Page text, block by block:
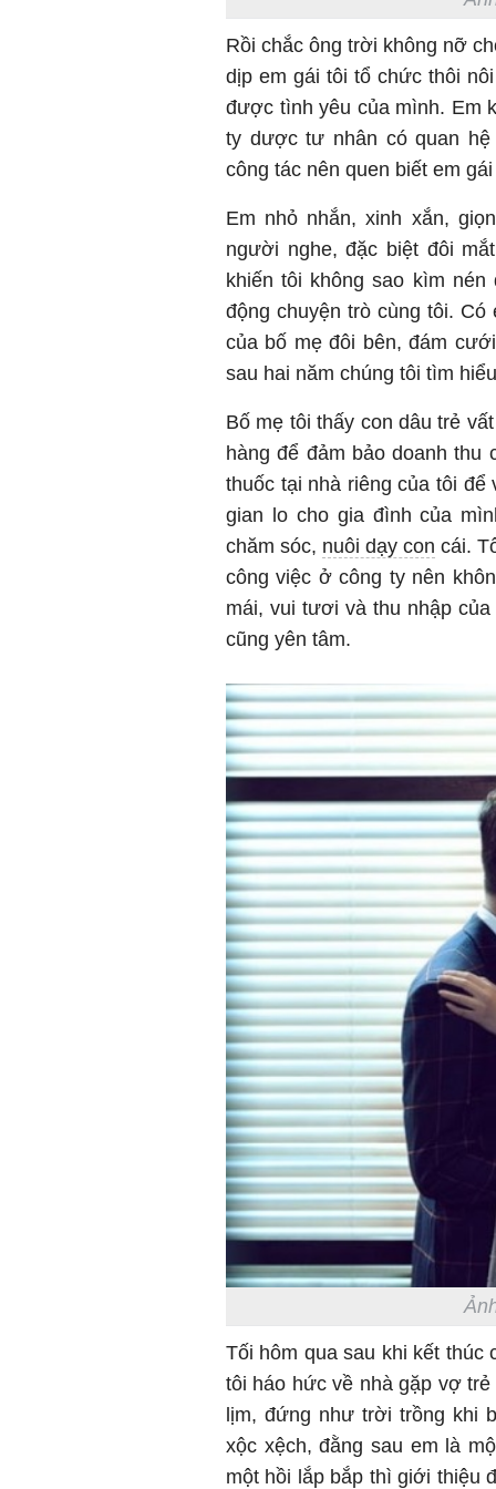
Rồi chắc ông trời không nỡ
dịp em gái tôi tổ chức thôi
được tình yêu của mình. Em
ty dược tư nhân có quan
công tác nên quen biết em
Em nhỏ nhắn, xinh xắn,
người nghe, đặc biệt đôi
khiến tôi không sao kìm
động chuyện trò cùng tôi.
của bố mẹ đôi bên, đám
sau hai năm chúng tôi tìm
Bố mẹ tôi thấy con dâu trẻ
hàng để đảm bảo doanh
thuốc tại nhà riêng của tôi
gian lo cho gia đình của
chăm sóc, nuôi dạy con cái.
công việc ở công ty nên
mái, vui tươi và thu nhập
cũng yên tâm.
Tối hôm qua sau khi kết thúc
tôi háo hức về nhà gặp vợ
lịm, đứng như trời trồng khi
xộc xệch, đằng sau em là
một hồi lắp bắp thì giới thiệu